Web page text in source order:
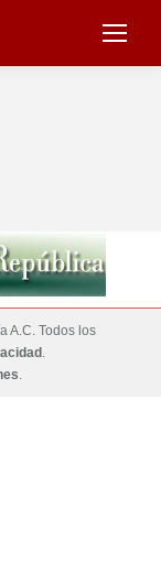
A.C. Todos los
.
.